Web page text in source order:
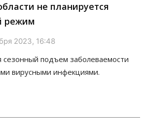
не планируется
режим
2023, 16:48
сезонный подъем заболеваемости
вирусными инфекциями.